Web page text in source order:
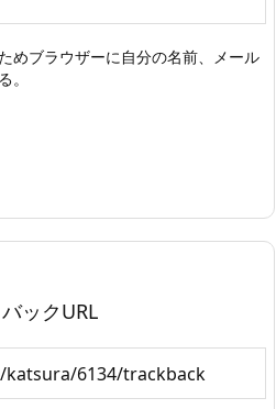
めブラウザーに自分の名前、メール
。
ックURL